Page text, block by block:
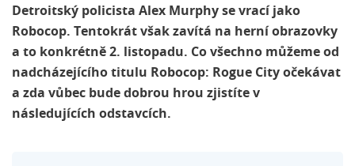
Detroitský policista Alex Murphy se vrací jako
Robocop. Tentokrát však zavítá na herní obrazovky
a to konkrétně 2. listopadu. Co všechno můžeme od
nadcházejícího titulu Robocop: Rogue City očekávat
a zda vůbec bude dobrou hrou zjistíte v
následujících odstavcích.